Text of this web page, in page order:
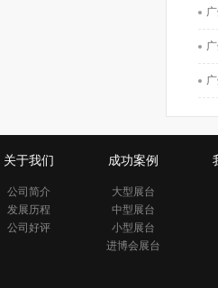
广
广
广
关于我们
公司简介
发展历程
公司好评
成功案例
大型展台
中型展台
小型展台
进博会展台